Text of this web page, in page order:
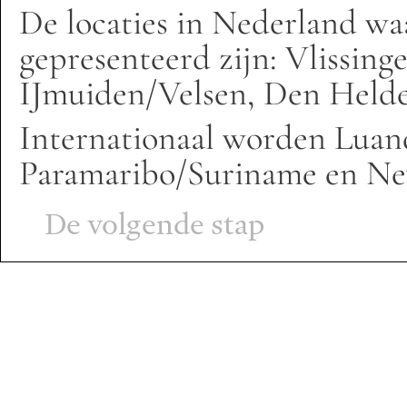
De locaties in Nederland
gepresenteerd zijn:
IJmuiden/Velsen, Den
Internationaal worden
Paramaribo/Suriname en
De volgende stap